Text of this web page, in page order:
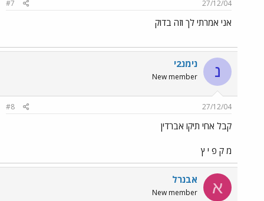
27/12/04
#7
אני אמרתי לך וזה בדוק
נ נימנ2י
New member
27/12/04
#8
קבל אחי תיקו אברדין
מ ק פ י ץ
א אבנרל
New member